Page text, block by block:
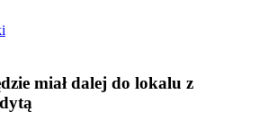
miał dalej do lokalu z